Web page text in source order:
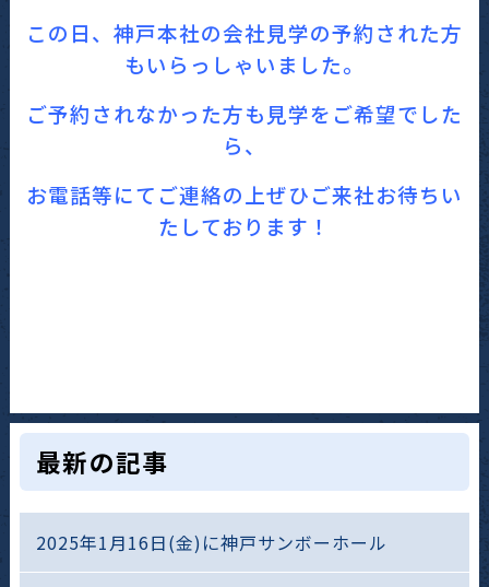
この日、神戸本社の会社見学の予約された方
もいらっしゃいました。
ご予約されなかった方も見学をご希望でした
ら、
お電話等にてご連絡の上ぜひご来社お待ちい
たしております！
最新の記事
2025年1月16日(金)に神戸サンボーホール